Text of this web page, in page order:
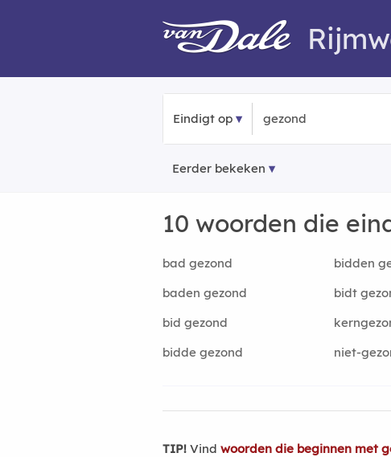
Eindigt op
Eerder bekeken
10 woorden die
bad gezond bidden
baden gezond
bidt
bid gezond
bidde gezond
niet-
TIP! Vind woorden die beginnen met